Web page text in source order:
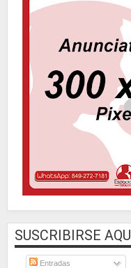
SUSCRIBIRSE AQUÍ
Entradas